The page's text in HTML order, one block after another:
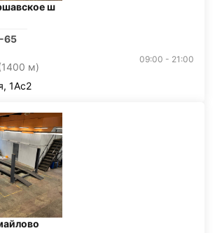
ш
65
м)
09:00 - 21:00
1Ас2